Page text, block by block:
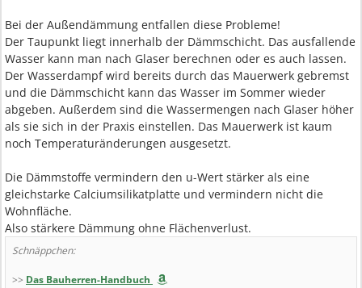
Bei der Außendämmung entfallen diese Probleme!
Der Taupunkt liegt innerhalb der Dämmschicht. Das ausfallende
Wasser kann man nach Glaser berechnen oder es auch lassen.
Der Wasserdampf wird bereits durch das Mauerwerk gebremst
und die Dämmschicht kann das Wasser im Sommer wieder
abgeben. Außerdem sind die Wassermengen nach Glaser höher
als sie sich in der Praxis einstellen. Das Mauerwerk ist kaum
noch Temperaturänderungen ausgesetzt.
Die Dämmstoffe vermindern den u-Wert stärker als eine
gleichstarke Calciumsilikatplatte und vermindern nicht die
Wohnfläche.
Also stärkere Dämmung ohne Flächenverlust.
Schnäppchen:
>> Das Bauherren-Handbuch